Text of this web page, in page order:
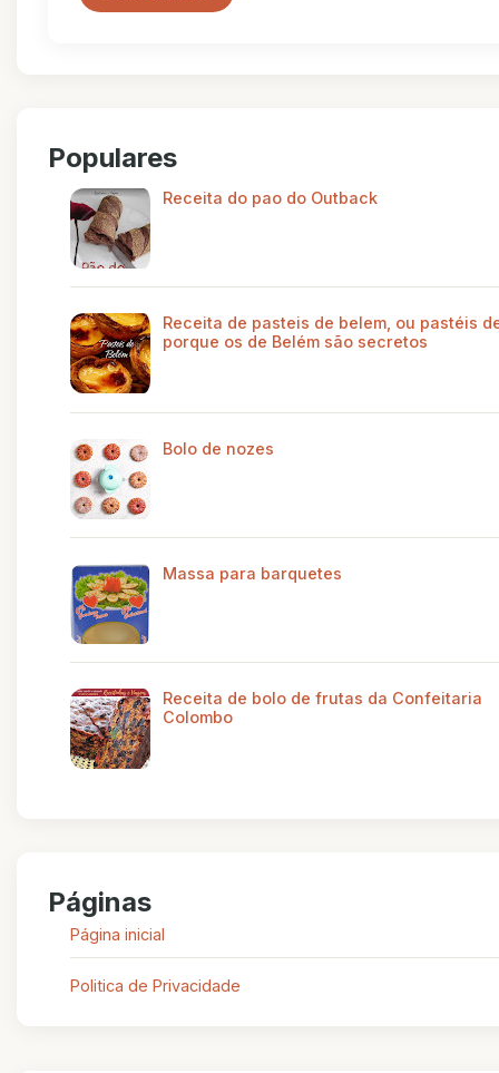
Populares
Receita do pao do Outback
Receita de pasteis de belem, ou pastéis
porque os de Belém são secretos
Bolo de nozes
Massa para barquetes
Receita de bolo de frutas da Confeitaria
Colombo
Páginas
Página inicial
Politica de Privacidade